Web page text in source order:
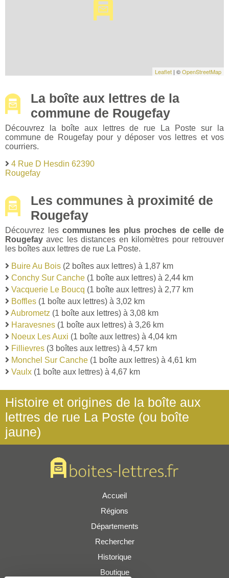
Leaflet | ©OpenStreetMap
La boîte aux lettres de la
commune de Rougefay
Découvrez la boîte aux lettres de rue La Poste sur la
commune de Rougefay pour y déposer vos lettres et vos
courriers.
4 Rue D Hesdin 62390
Rougefay
Les communes à proximité de
Rougefay
Découvrez les communes les plus proches de celle de
Rougefay avec les distances en kilomètres pour retrouver
les boîtes aux lettres de rue La Poste.
Buire Au Bois (2 boîtes aux lettres) à 1,87 km
Conchy Sur Canche (1 boîte aux lettres) à 2,44 km
Vacquerie Le Boucq (1 boîte aux lettres) à 2,77 km
Boffles (1 boîte aux lettres) à 3,02 km
Aubrometz (1 boîte aux lettres) à 3,08 km
Haravesnes (1 boîte aux lettres) à 3,26 km
Noeux Les Auxi (1 boîte aux lettres) à 4,04 km
Fillievres (3 boîtes aux lettres) à 4,57 km
Monchel Sur Canche (1 boîte aux lettres) à 4,61 km
Vaulx (1 boîte aux lettres) à 4,67 km
Histoire et origines de la boîte aux
lettres de rue La Poste (ou boîte
jaune)
Accueil
Régions
Départements
Rechercher
Historique
Boutique